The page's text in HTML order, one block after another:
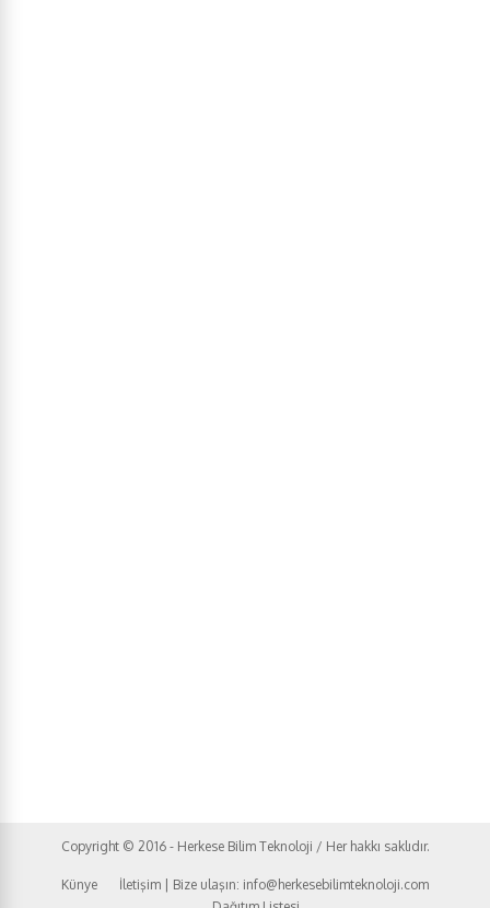
Copyright © 2016 - Herkese Bilim Teknoloji / Her hakkı saklıdır.
Künye
İletişim | Bize ulaşın: info@herkesebilimteknoloji.com